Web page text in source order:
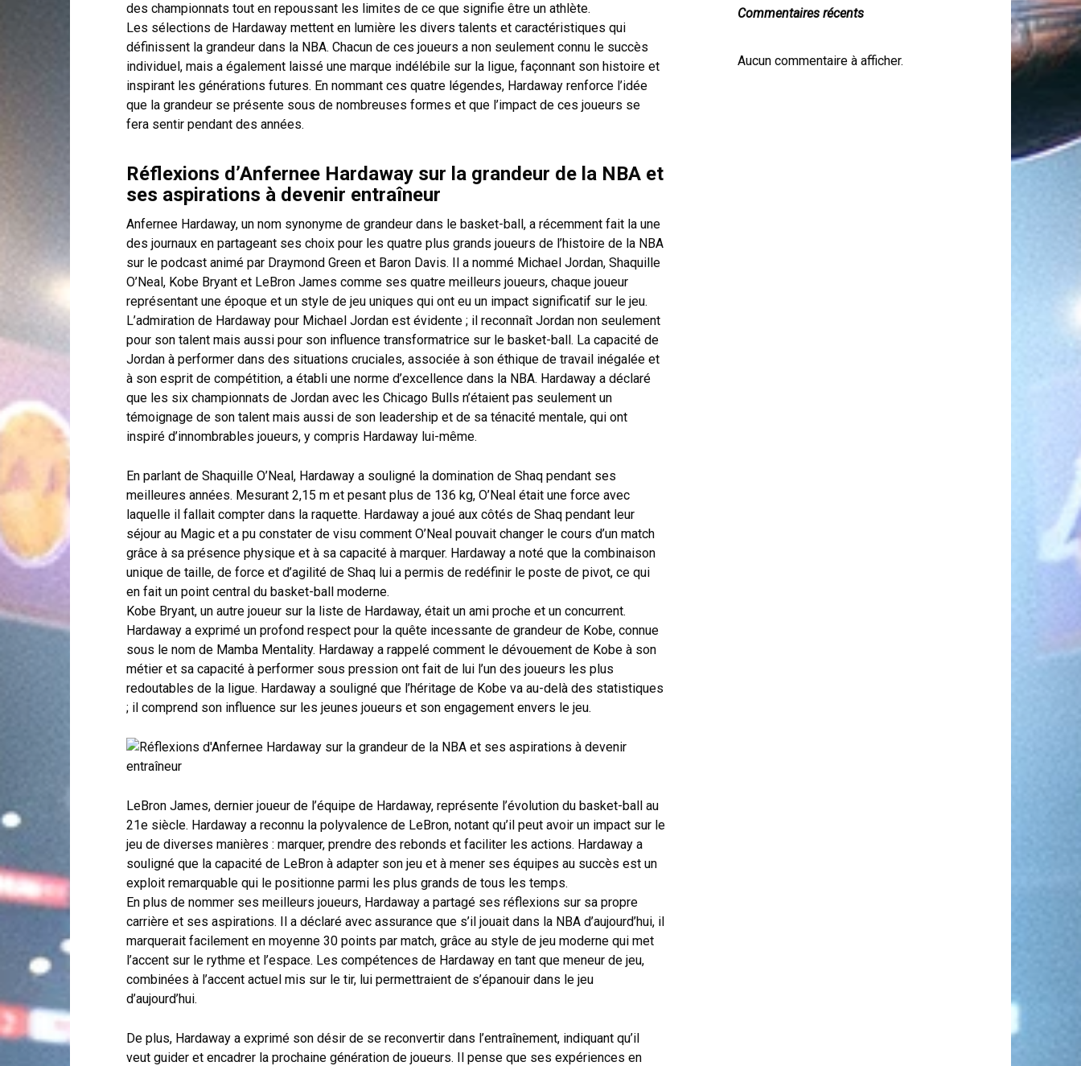
des championnats tout en repoussant les limites de ce que signifie être un athlète.
Les sélections de Hardaway mettent en lumière les divers talents et caractéristiques qui
définissent la grandeur dans la NBA. Chacun de ces joueurs a non seulement connu le succès
individuel, mais a également laissé une marque indélébile sur la ligue, façonnant son histoire et
inspirant les générations futures. En nommant ces quatre légendes, Hardaway renforce l’idée
que la grandeur se présente sous de nombreuses formes et que l’impact de ces joueurs se
fera sentir pendant des années.
Réflexions d’Anfernee Hardaway sur la grandeur de la NBA et
ses aspirations à devenir entraîneur
Anfernee Hardaway, un nom synonyme de grandeur dans le basket-ball, a récemment fait la une
des journaux en partageant ses choix pour les quatre plus grands joueurs de l’histoire de la NBA
sur le podcast animé par Draymond Green et Baron Davis. Il a nommé Michael Jordan, Shaquille
O’Neal, Kobe Bryant et LeBron James comme ses quatre meilleurs joueurs, chaque joueur
représentant une époque et un style de jeu uniques qui ont eu un impact significatif sur le jeu.
L’admiration de Hardaway pour Michael Jordan est évidente ; il reconnaît Jordan non seulement
pour son talent mais aussi pour son influence transformatrice sur le basket-ball. La capacité de
Jordan à performer dans des situations cruciales, associée à son éthique de travail inégalée et
à son esprit de compétition, a établi une norme d’excellence dans la NBA. Hardaway a déclaré
que les six championnats de Jordan avec les Chicago Bulls n’étaient pas seulement un
témoignage de son talent mais aussi de son leadership et de sa ténacité mentale, qui ont
inspiré d’innombrables joueurs, y compris Hardaway lui-même.
En parlant de Shaquille O’Neal, Hardaway a souligné la domination de Shaq pendant ses
meilleures années. Mesurant 2,15 m et pesant plus de 136 kg, O’Neal était une force avec
laquelle il fallait compter dans la raquette. Hardaway a joué aux côtés de Shaq pendant leur
séjour au Magic et a pu constater de visu comment O’Neal pouvait changer le cours d’un match
grâce à sa présence physique et à sa capacité à marquer. Hardaway a noté que la combinaison
unique de taille, de force et d’agilité de Shaq lui a permis de redéfinir le poste de pivot, ce qui
en fait un point central du basket-ball moderne.
Kobe Bryant, un autre joueur sur la liste de Hardaway, était un ami proche et un concurrent.
Hardaway a exprimé un profond respect pour la quête incessante de grandeur de Kobe, connue
sous le nom de Mamba Mentality. Hardaway a rappelé comment le dévouement de Kobe à son
métier et sa capacité à performer sous pression ont fait de lui l’un des joueurs les plus
redoutables de la ligue. Hardaway a souligné que l’héritage de Kobe va au-delà des statistiques
; il comprend son influence sur les jeunes joueurs et son engagement envers le jeu.
LeBron James, dernier joueur de l’équipe de Hardaway, représente l’évolution du basket-ball au
21e siècle. Hardaway a reconnu la polyvalence de LeBron, notant qu’il peut avoir un impact sur le
jeu de diverses manières : marquer, prendre des rebonds et faciliter les actions. Hardaway a
souligné que la capacité de LeBron à adapter son jeu et à mener ses équipes au succès est un
exploit remarquable qui le positionne parmi les plus grands de tous les temps.
En plus de nommer ses meilleurs joueurs, Hardaway a partagé ses réflexions sur sa propre
carrière et ses aspirations. Il a déclaré avec assurance que s’il jouait dans la NBA d’aujourd’hui, il
marquerait facilement en moyenne 30 points par match, grâce au style de jeu moderne qui met
l’accent sur le rythme et l’espace. Les compétences de Hardaway en tant que meneur de jeu,
combinées à l’accent actuel mis sur le tir, lui permettraient de s’épanouir dans le jeu
d’aujourd’hui.
De plus, Hardaway a exprimé son désir de se reconvertir dans l’entraînement, indiquant qu’il
veut guider et encadrer la prochaine génération de joueurs. Il pense que ses expériences en
Commentaires récents
Aucun commentaire à afficher.